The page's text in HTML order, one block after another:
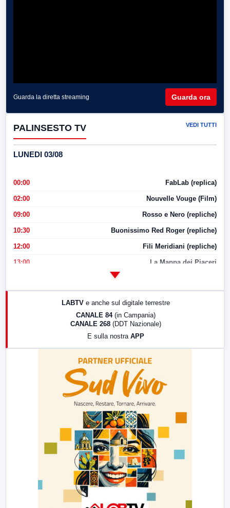
Guarda la diretta streaming Guarda ora
PALINSESTO TV VEDI TUTTI
LUNEDI 03/08
00:00 FabLab (replica)
02:00 Nouvelle Vouge (Film)
09:00 Rosso e Nero (repliche)
10:30 Buonissimo Red Roger (repliche)
12:00 Fili Meridiani (repliche)
13:00 La Mappa dei Piaceri
17:00 LabNews (replica)
LABTV e anche sul digitale terrestre
CANALE 84 (in Campania)
CANALE 268 (DDT Nazionale)
E sulla nostra APP